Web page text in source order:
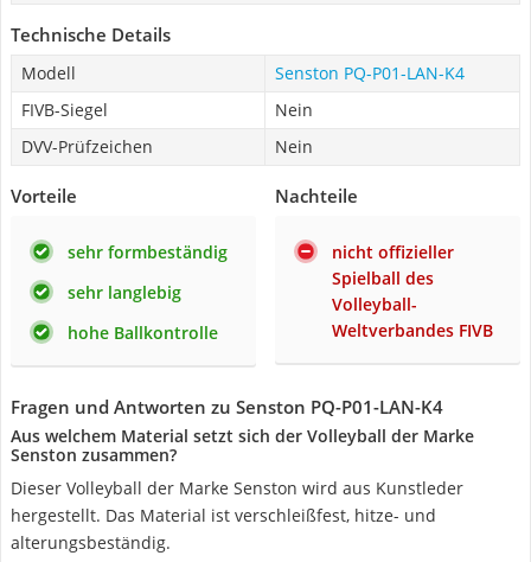
Technische Details
Modell
Senston PQ-P01-LAN-K4
FIVB-Siegel
Nein
DVV-Prüfzeichen
Nein
Vorteile
sehr formbeständig
sehr langlebig
hohe Ballkontrolle
Nachteile
nicht offizieller
Spielball des
Volleyball-
Weltverbandes FIVB
Fragen und Antworten zu Senston PQ-P01-LAN-K4
Aus welchem Material setzt sich der Volleyball der Marke
Senston zusammen?
Dieser Volleyball der Marke Senston wird aus Kunstleder
hergestellt. Das Material ist verschleißfest, hitze- und
alterungsbeständig.